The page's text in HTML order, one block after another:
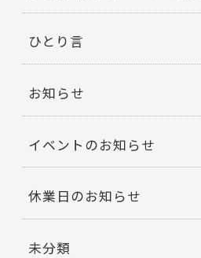
ひとり言
お知らせ
イベントのお知らせ
休業日のお知らせ
未分類